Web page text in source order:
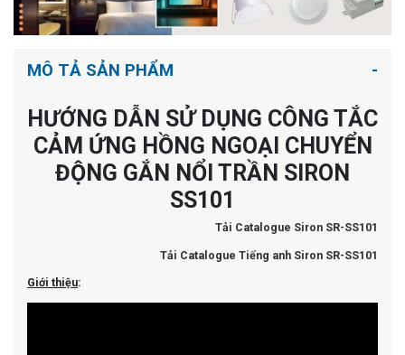
MÔ TẢ SẢN PHẨM
HƯỚNG DẪN SỬ DỤNG CÔNG TẮC
CẢM ỨNG HỒNG NGOẠI CHUYỂN
ĐỘNG GẮN NỔI TRẦN SIRON
SS101
Tải Catalogue Siron SR-SS101
Tải Catalogue Tiếng anh Siron SR-SS101
Giới thiệu: